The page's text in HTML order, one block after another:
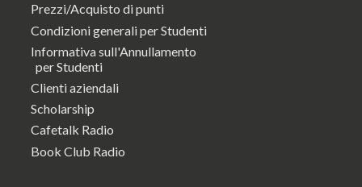
Prezzi/Acquisto di punti
Condizioni generali per Studenti
Informativa sull'Annullamento
per Studenti
Clienti aziendali
Scholarship
Cafetalk Radio
Book Club Radio